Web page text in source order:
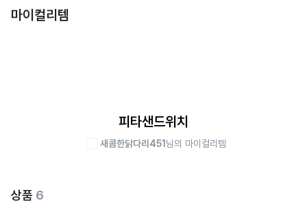
마이컬리템
피타샌드위치
새콤한닭다리451 님의 마이컬리템
상품 6